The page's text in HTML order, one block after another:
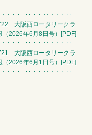
大阪西ロータリークラ
（2026年6月8日号）[PDF]
大阪西ロータリークラ
（2026年6月1日号）[PDF]